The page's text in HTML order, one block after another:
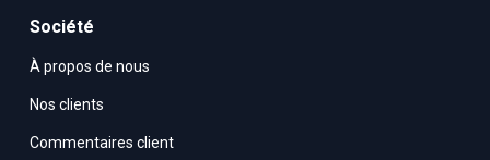
Société
À propos de nous
Nos clients
Commentaires client